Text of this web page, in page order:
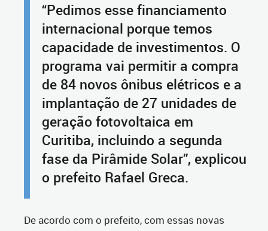
“Pedimos esse financiamento
internacional porque temos
capacidade de investimentos. O
programa vai permitir a compra
de 84 novos ônibus elétricos e a
implantação de 27 unidades de
geração fotovoltaica em
Curitiba, incluindo a segunda
fase da Pirâmide Solar”, explicou
o prefeito Rafael Greca.
De acordo com o prefeito, com essas novas